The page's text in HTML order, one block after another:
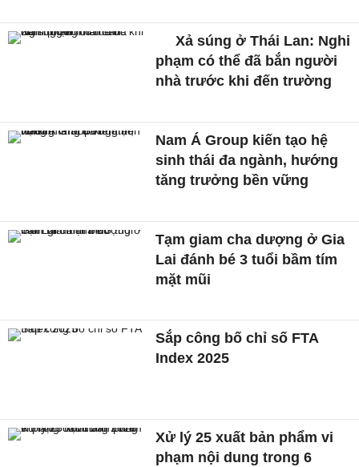
Xả súng ở Thái Lan: Nghi
phạm có thể đã bắn người
nhà trước khi đến trường
Nam Á Group kiến tạo hệ
sinh thái đa ngành, hướng
tăng trưởng bền vững
Tạm giam cha dượng ở Gia
Lai đánh bé 3 tuổi bầm tím
mặt mũi
Sắp công bố chỉ số FTA
Index 2025
Xử lý 25 xuất bản phẩm vi
phạm nội dung trong 6